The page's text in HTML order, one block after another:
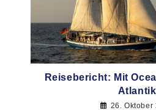
Reisebericht: Mit
Atlantik
26. Oktober